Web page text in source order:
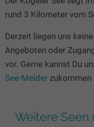
Glamping
Seen in Europa
Österreich
Schweiz
Frankreich
Niederlande
alle Länder…
rund 3 Kilometer vom
Derzeit liegen uns
Angeboten oder
vor. Gerne kannst Du
See-Melder zukommen
Weitere Seen